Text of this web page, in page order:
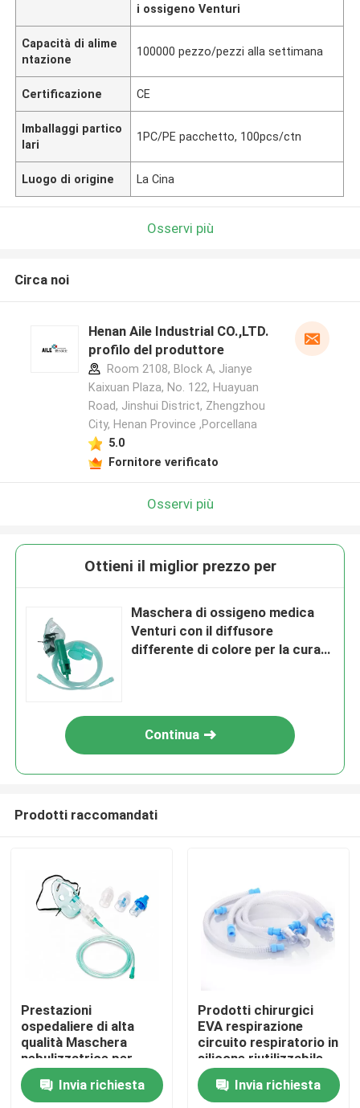
Prodotti
Video
i ossigeno Venturi
Capacità di alime
ntazione
100000 pezzo/pezzi alla settimana
Certificazione CE
Imballaggi partico
lari
1PC/PE pacchetto, 100pcs/ctn
Luogo di origine La Cina
Osservi più
Circa noi
Henan Aile Industrial CO.,LTD.
profilo del produttore
Room 2108, Block A, Jianye
Kaixuan Plaza, No. 122, Huayuan
Road, Jinshui District, Zhengzhou
City, Henan Province ,Porcellana
5.0
Fornitore verificato
Osservi più
Ottieni il miglior prezzo per
Maschera di ossigeno medica
Venturi con il diffusore
differente di colore per la cura
Continua
Prodotti raccomandati
Prestazioni
ospedaliere di alta
qualità Maschera
nebulizzatrice per
adulti e kit monouso
Invia richiesta
Prodotti chirurgici
EVA respirazione
circuito respiratorio in
silicone riutilizzabile
ad alto flusso
Invia richiesta